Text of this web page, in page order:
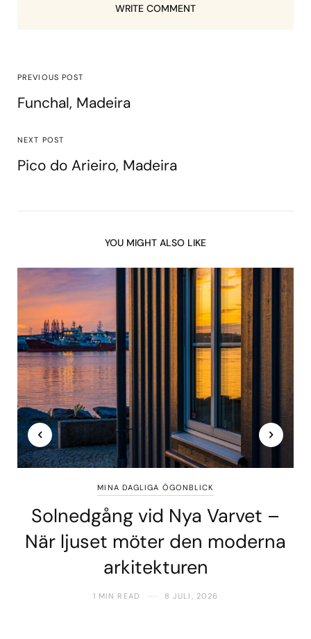
WRITE COMMENT
PREVIOUS POST
Funchal, Madeira
NEXT POST
Pico do Arieiro, Madeira
YOU MIGHT ALSO LIKE
MINA DAGLIGA ÖGONBLICK
Solnedgång vid Nya Varvet –
När ljuset möter den moderna
arkitekturen
1 MIN READ 8 JULI, 2026